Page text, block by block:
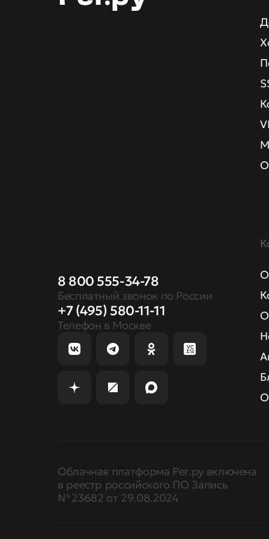
8 800 555-34-78
Бесплатный звонок по России
+7 (495) 580-11-11
Телефон в Москве
Облачная платформа Рег.ру включена
в реестр российского ПО Запись
№ 23682 от 29.08.2024